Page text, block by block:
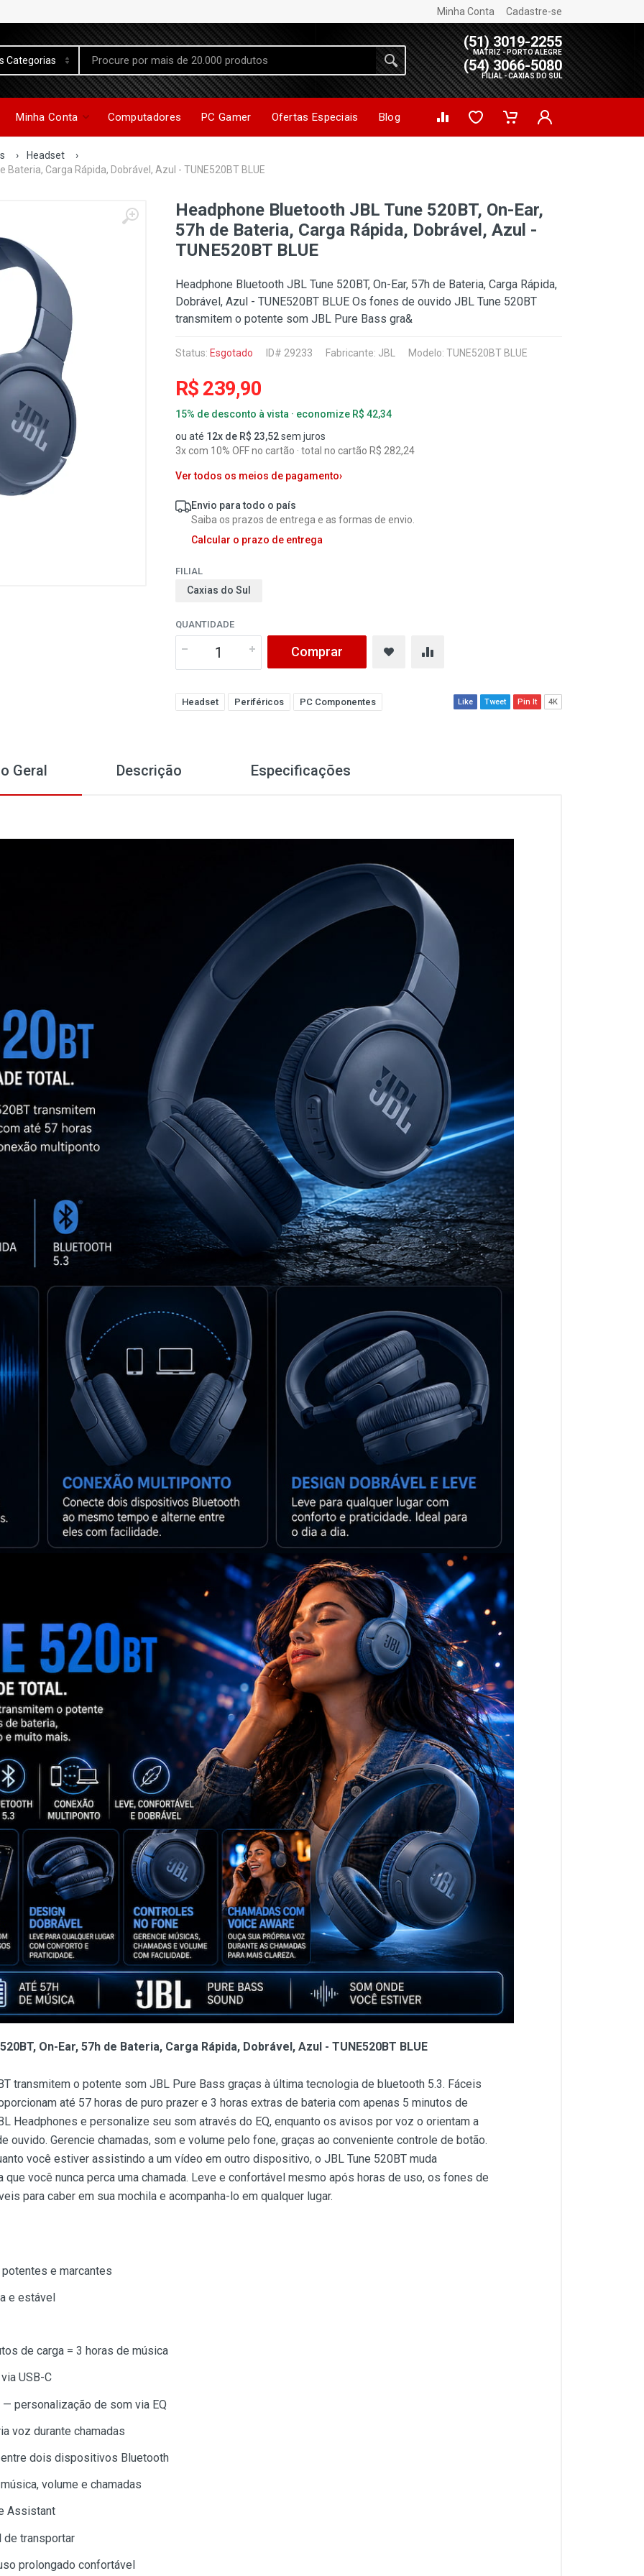
Minha Conta Cadastre-se
(51) 3019-2255
MATRIZ - PORTO ALEGRE
(54) 3066-5080
FILIAL - CAXIAS DO SUL
Minha Conta Computadores PC Gamer Ofertas Especiais Blog
› Headset
›
Carga Rápida, Dobrável, Azul - TUNE520BT BLUE
Headphone Bluetooth JBL Tune 520BT, On-Ear,
57h de Bateria, Carga Rápida, Dobrável, Azul -
TUNE520BT BLUE
Headphone Bluetooth JBL Tune 520BT, On-Ear, 57h de Bateria, Carga Rápida,
Dobrável, Azul - TUNE520BT BLUE Os fones de ouvido JBL Tune 520BT
transmitem o potente som JBL Pure Bass gra&
Status: Esgotado ID# 29233 Fabricante: JBL Modelo: TUNE520BT BLUE
R$ 239,90
15% de desconto à vista · economize R$ 42,34
ou até 12x de R$ 23,52sem juros
3x com 10% OFF no cartão · total no cartão R$ 282,24
Ver todos os meios de pagamento›
Envio para todo o país
Saiba os prazos de entrega e as formas de envio.
Calcular o prazo de entrega
FILIAL
Caxias do Sul
QUANTIDADE
Comprar
Headset Periféricos PC Componentes Like Tweet Pin It 4K
Geral Descrição Especificações
On-Ear, 57h de Bateria, Carga Rápida, Dobrável, Azul - TUNE520BT BLUE
transmitem o potente som JBL Pure Bass graças à última tecnologia de bluetooth 5.3. Fáceis
até 57 horas de puro prazer e 3 horas extras de bateria com apenas 5 minutos de
Headphones e personalize seu som através do EQ, enquanto os avisos por voz o orientam a
Gerencie chamadas, som e volume pelo fone, graças ao conveniente controle de botão.
você estiver assistindo a um vídeo em outro dispositivo, o JBL Tune 520BT muda
que você nunca perca uma chamada. Leve e confortável mesmo após horas de uso, os fones de
para caber em sua mochila e acompanha-lo em qualquer lugar.
e marcantes
e estável
de carga = 3 horas de música
USB-C
personalização de som via EQ
voz durante chamadas
dois dispositivos Bluetooth
volume e chamadas
Assistant
transportar
prolongado confortável